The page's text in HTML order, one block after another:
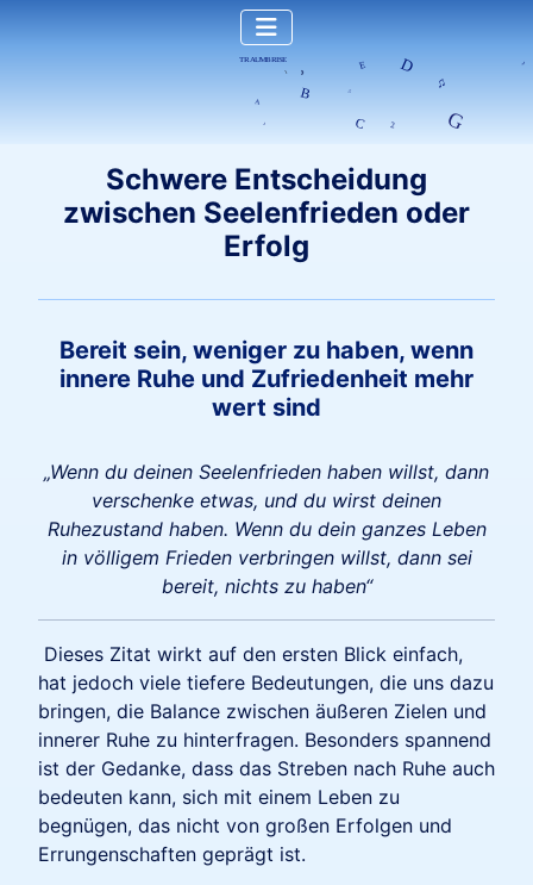
Schwere Entscheidung
zwischen Seelenfrieden oder
Erfolg
Bereit sein, weniger zu haben, wenn
innere Ruhe und Zufriedenheit mehr
wert sind
„Wenn du deinen Seelenfrieden haben willst, dann
verschenke etwas, und du wirst deinen
Ruhezustand haben. Wenn du dein ganzes Leben
in völligem Frieden verbringen willst, dann sei
bereit, nichts zu haben“
Dieses Zitat wirkt auf den ersten Blick einfach,
hat jedoch viele tiefere Bedeutungen, die uns dazu
bringen, die Balance zwischen äußeren Zielen und
innerer Ruhe zu hinterfragen. Besonders spannend
ist der Gedanke, dass das Streben nach Ruhe auch
bedeuten kann, sich mit einem Leben zu
begnügen, das nicht von großen Erfolgen und
Errungenschaften geprägt ist.